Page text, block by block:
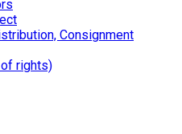
Consignment
rights)